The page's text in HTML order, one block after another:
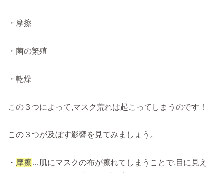
・摩擦
・菌の繁殖
・乾燥
この３つによって,マスク荒れは起こってしまうのです！
この３つが及ぼす影響を見てみましょう。
・ 摩擦…肌にマスクの布が擦れてしまうことで,目に見え